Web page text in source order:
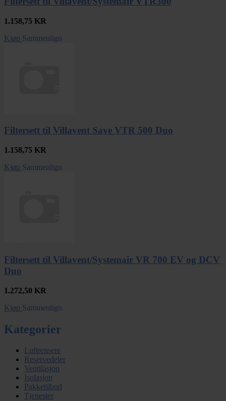
1.158,75 KR
Kjøp Sammenlign
Filtersett til Villavent Save VTR 500 Duo
1.158,75 KR
Kjøp Sammenlign
Filtersett til Villavent/Systemair VR 700 EV og DCV
Duo
1.272,50 KR
Kjøp Sammenlign
Kategorier
Luftrensere
Reservedeler
Ventilasjon
Isolasjon
Pakketilbud
Tjenester